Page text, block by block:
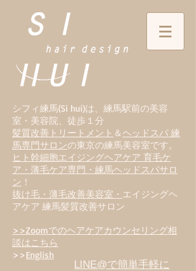
シフィ練馬(Si hui)は、 練馬駅前の美容
室・美容院、徒歩１分
髪質改善トリートメント ＆ヘッドスパ 練
馬専門サロンの東京の練馬美容室です。
ヒト幹細胞エイジングヘアケア 育毛ケ
ア・薄毛ケア専門・練馬ヘッドスパサロ
ン ！
抜け毛・薄毛改善美容室・ エイジングヘ
アケア 練馬髪質改善サロン
>>Zoomでのヘアケアカウンセリング相
談はこちら
>>English
LINE@で簡単手軽に